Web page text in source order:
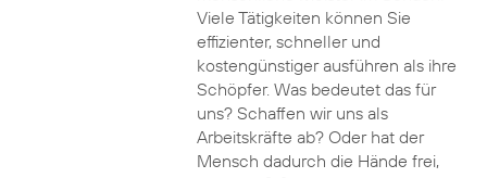
Viele Tätigkeiten können Sie
effizienter, schneller und
kostengünstiger ausführen als ihre
Schöpfer. Was bedeutet das für
uns? Schaffen wir uns als
Arbeitskräfte ab? Oder hat der
Mensch dadurch die Hände frei,